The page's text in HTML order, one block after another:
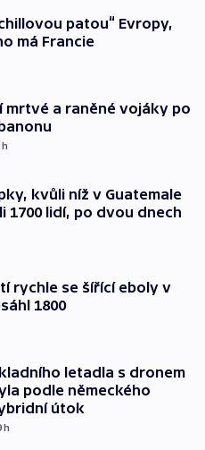
patou“ Evropy,
má Francie
mrtvé a raněné vojáky po
h
kvůli níž v Guatemale
1700 lidí, po dvou dnech
rychle se šířící eboly v
1800
letadla s dronem
podle německého
útok
h